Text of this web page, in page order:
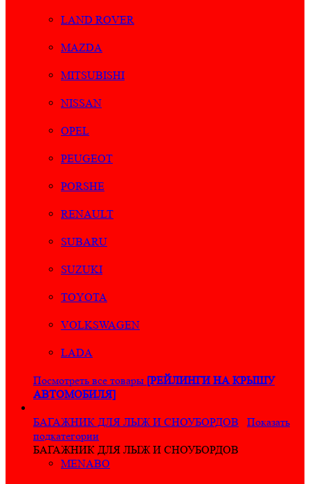
LAND ROVER
MAZDA
MITSUBISHI
NISSAN
OPEL
PEUGEOT
PORSHE
RENAULT
SUBARU
SUZUKI
TOYOTA
VOLKSWAGEN
LADA
Посмотреть все товары [РЕЙЛИНГИ НА КРЫШУ
АВТОМОБИЛЯ]
БАГАЖНИК ДЛЯ ЛЫЖ И СНОУБОРДОВ
Показать
подкатегории
БАГАЖНИК ДЛЯ ЛЫЖ И СНОУБОРДОВ
MENABO